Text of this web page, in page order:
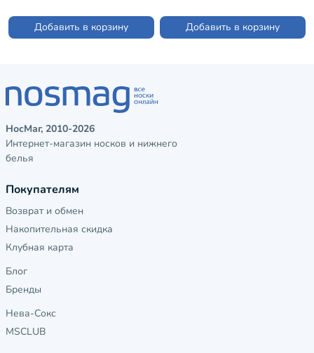
Добавить в корзину Добавить в корзину
НосМаг, 2010-2026
Интернет-магазин носков и нижнего
белья
Покупателям
Возврат и обмен
Накопительная скидка
Клубная карта
Блог
Бренды
Нева-Сокс
MSCLUB